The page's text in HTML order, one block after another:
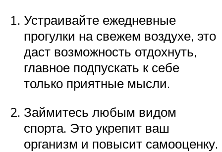
Устраивайте ежедневные
прогулки на свежем воздухе, это
даст возможность отдохнуть,
главное подпускать к себе
только приятные мысли.
Займитесь любым видом
спорта. Это укрепит ваш
организм и повысит самооценку.